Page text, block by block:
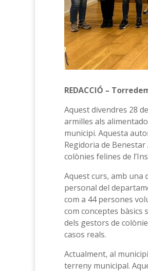
REDACCIÓ –
Aquest divendres 28
armilles als
municipi. Aquesta
Regidoria de
colònies felines de
Aquest curs, amb una
personal del
com a 44 persones
com conceptes bàsics
dels gestors de
casos reals.
Actualment, al
terreny municipal.